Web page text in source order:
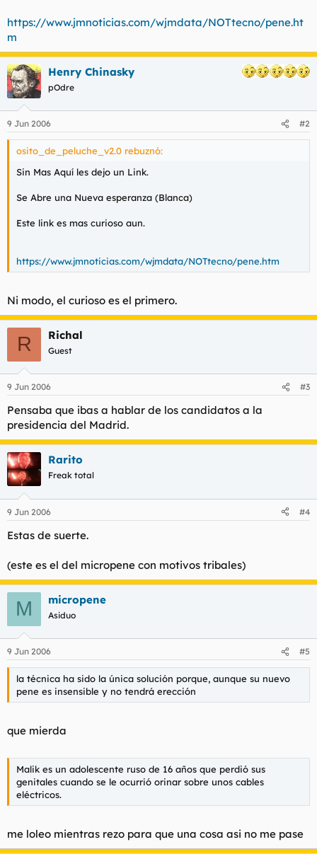
https://www.jmnoticias.com/wjmdata/NOTtecno/pene.ht
m
Henry Chinasky
pOdre
9 Jun 2006 #2
osito_de_peluche_v2.0 rebuznó:
Sin Mas Aquí les dejo un Link.
Se Abre una Nueva esperanza (Blanca)
Este link es mas curioso aun.
https://www.jmnoticias.com/wjmdata/NOTtecno/pene.htm
Ni modo, el curioso es el primero.
R Richal
Guest
9 Jun 2006 #3
Pensaba que ibas a hablar de los candidatos a la
presidencia del Madrid.
Rarito
Freak total
9 Jun 2006 #4
Estas de suerte.
(este es el del micropene con motivos tribales)
M micropene
Asiduo
9 Jun 2006 #5
la técnica ha sido la única solución porque, aunque su nuevo
pene es insensible y no tendrá erección
que mierda
Malik es un adolescente ruso de 16 años que perdió sus
genitales cuando se le ocurrió orinar sobre unos cables
eléctricos.
me loleo mientras rezo para que una cosa asi no me pase